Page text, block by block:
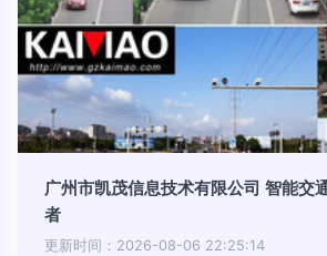
广州市凯茂信息技术有限公司 智能交
者
更新时间：2026-08-06 22:25:14